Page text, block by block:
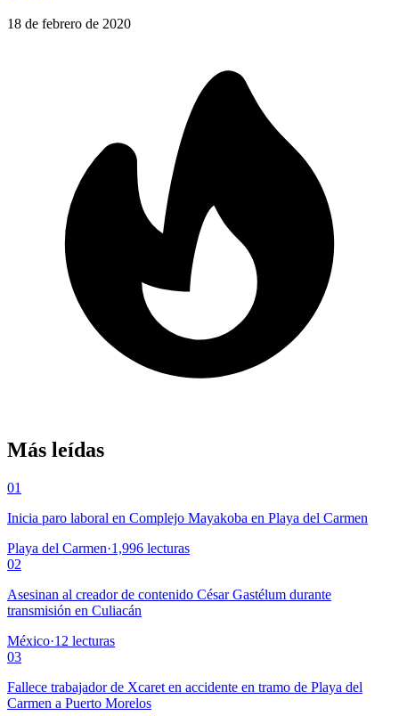
18 de febrero de 2020
Más leídas
01
Inicia paro laboral en Complejo Mayakoba en Playa del Carmen
Playa del Carmen·1,996 lecturas
02
Asesinan al creador de contenido César Gastélum durante
transmisión en Culiacán
México·12 lecturas
03
Fallece trabajador de Xcaret en accidente en tramo de Playa del
Carmen a Puerto Morelos